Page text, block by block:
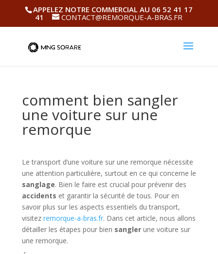
APPELEZ NOTRE COMMERCIAL AU 06 52 41 17
41
CONTACT@REMORQUE-A-BRAS.FR
comment bien sangler
une voiture sur une
remorque
Le transport d’une voiture sur une remorque nécessite
une attention particulière, surtout en ce qui concerne le
sanglage. Bien le faire est crucial pour prévenir des
accidents et garantir la sécurité de tous. Pour en
savoir plus sur les aspects essentiels du transport,
visitez remorque-a-bras.fr. Dans cet article, nous allons
détailler les étapes pour bien sanglerune voiture sur
une remorque.